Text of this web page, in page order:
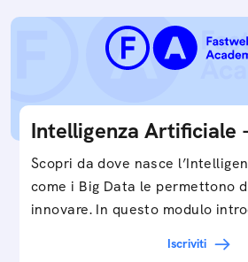
Intelligenza Artificiale
Scopri da dove nasce
come i Big Data le permettono
innovare. In questo modulo
Iscriviti